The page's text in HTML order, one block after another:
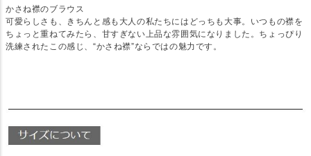
かさね襟のブラウス
可愛らしさも、きちんと感も大人の私たちにはどっちも大事。いつもの襟を
ちょっと重ねてみたら、甘すぎない上品な雰囲気になりました。ちょっぴり
洗練されたこの感じ、“かさね襟”ならではの魅力です。